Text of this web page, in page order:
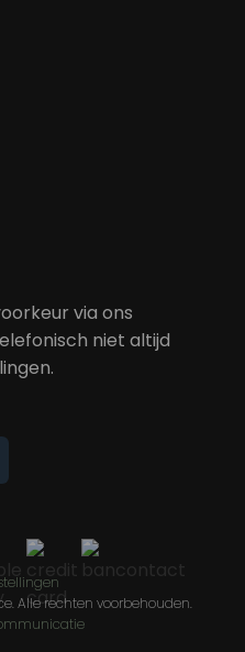
via ons
niet altijd
Alle rechten voorbehouden.